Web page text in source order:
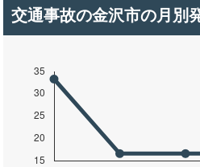
交通事故の金沢市の月別